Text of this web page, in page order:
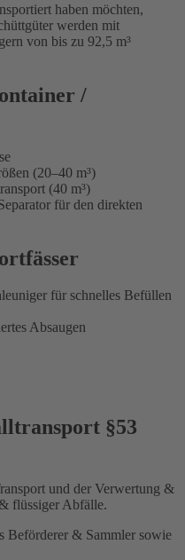
haben möchten,
werden mit
von bis zu 92,5 m³
/
(20–40 m³)
(40 m³)
für den direkten
für schnelles Befüllen
Absaugen
§53
und der Verwertung &
flüssiger Abfälle.
Beförderer & Sammler sowie